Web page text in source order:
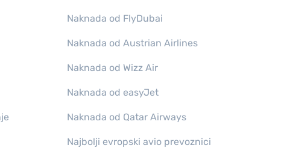
Naknada od FlyDubai
Naknada od Austrian Airlines
Naknada od Wizz Air
Naknada od easyJet
Naknada od Qatar Airways
Najbolji evropski avio prevoznici